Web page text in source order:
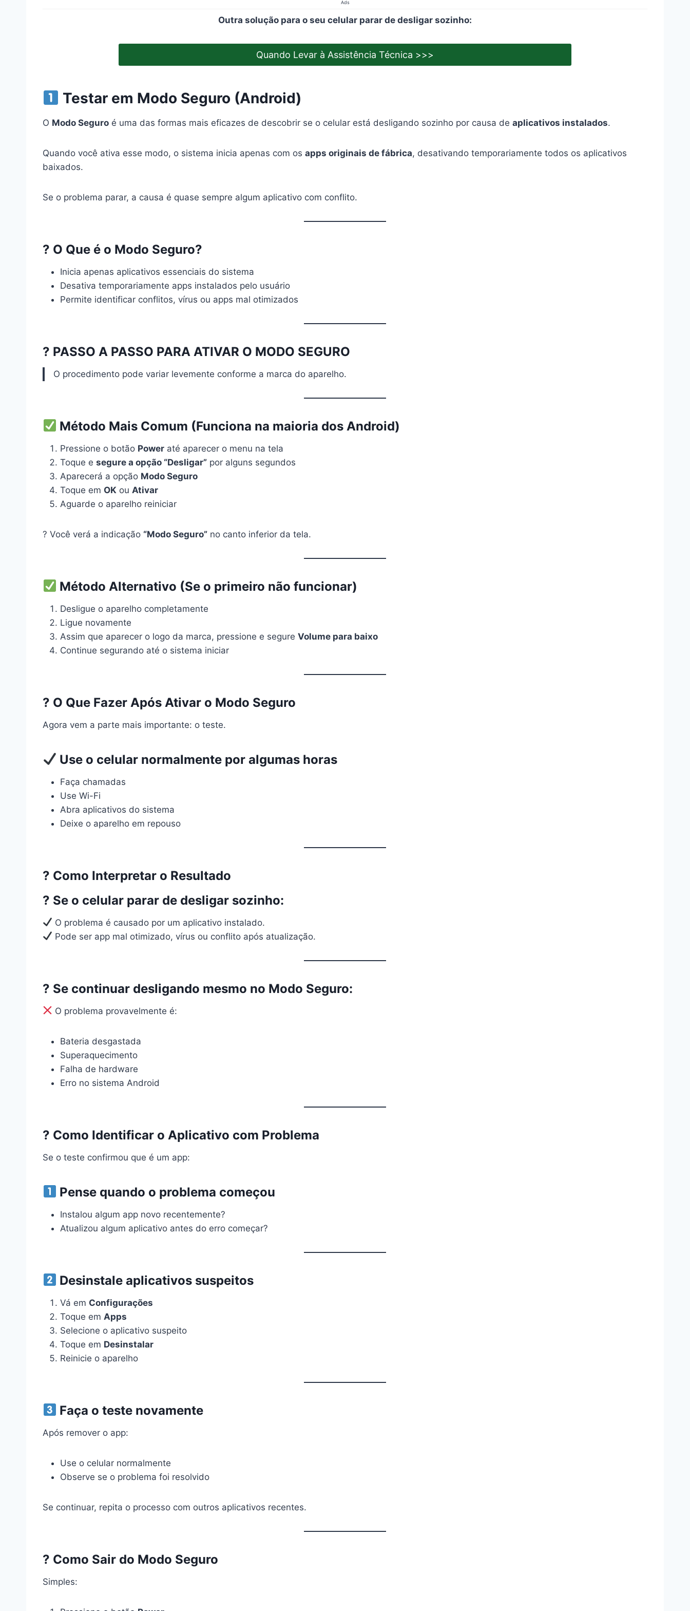
Ads
Outra solução para o seu celular parar de desligar sozinho:
Quando Levar à Assistência Técnica >>>
Testar em Modo Seguro (Android)
O Modo Seguro é uma das formas mais eficazes de descobrir se o celular está desligando sozinho por causa de aplicativos instalados.
Quando você ativa esse modo, o sistema inicia apenas com os apps originais de fábrica, desativando temporariamente todos os aplicativos
baixados.
Se o problema parar, a causa é quase sempre algum aplicativo com conflito.
? O Que é o Modo Seguro?
Inicia apenas aplicativos essenciais do sistema
Desativa temporariamente apps instalados pelo usuário
Permite identificar conflitos, vírus ou apps mal otimizados
?️ PASSO A PASSO PARA ATIVAR O MODO SEGURO
O procedimento pode variar levemente conforme a marca do aparelho.
Método Mais Comum (Funciona na maioria dos Android)
Pressione o botão Power até aparecer o menu na tela
Toque e segure a opção “Desligar” por alguns segundos
Aparecerá a opção Modo Seguro
Toque em OK ou Ativar
Aguarde o aparelho reiniciar
? Você verá a indicação “Modo Seguro” no canto inferior da tela.
Método Alternativo (Se o primeiro não funcionar)
Desligue o aparelho completamente
Ligue novamente
Assim que aparecer o logo da marca, pressione e segure Volume para baixo
Continue segurando até o sistema iniciar
? O Que Fazer Após Ativar o Modo Seguro
Agora vem a parte mais importante: o teste.
Use o celular normalmente por algumas horas
Faça chamadas
Use Wi-Fi
Abra aplicativos do sistema
Deixe o aparelho em repouso
? Como Interpretar o Resultado
? Se o celular parar de desligar sozinho:
O problema é causado por um aplicativo instalado.
Pode ser app mal otimizado, vírus ou conflito após atualização.
? Se continuar desligando mesmo no Modo Seguro:
O problema provavelmente é:
Bateria desgastada
Superaquecimento
Falha de hardware
Erro no sistema Android
? Como Identificar o Aplicativo com Problema
Se o teste confirmou que é um app:
Pense quando o problema começou
Instalou algum app novo recentemente?
Atualizou algum aplicativo antes do erro começar?
Desinstale aplicativos suspeitos
Vá em Configurações
Toque em Apps
Selecione o aplicativo suspeito
Toque em Desinstalar
Reinicie o aparelho
Faça o teste novamente
Após remover o app:
Use o celular normalmente
Observe se o problema foi resolvido
Se continuar, repita o processo com outros aplicativos recentes.
? Como Sair do Modo Seguro
Simples: